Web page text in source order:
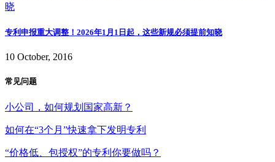
专利申报重大调整！2026年1月1日起，这些新规必须提前知晓
10 October, 2016
常见问题
小公司，如何规划国家高新？
如何在“3个月”快速拿下发明专利
“价格低、包授权”的专利你要做吗？